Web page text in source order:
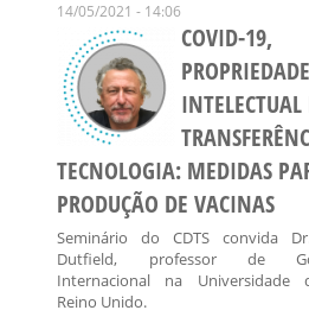
14/05/2021 - 14:06
COVID-19,
PROPRIEDADE
INTELECTUAL
TECNOLOGIA: MEDIDAS
PRODUÇÃO DE VACINAS
Seminário do CDTS convida
Dutfield, professor de
Internacional na Universidade
Reino Unido.